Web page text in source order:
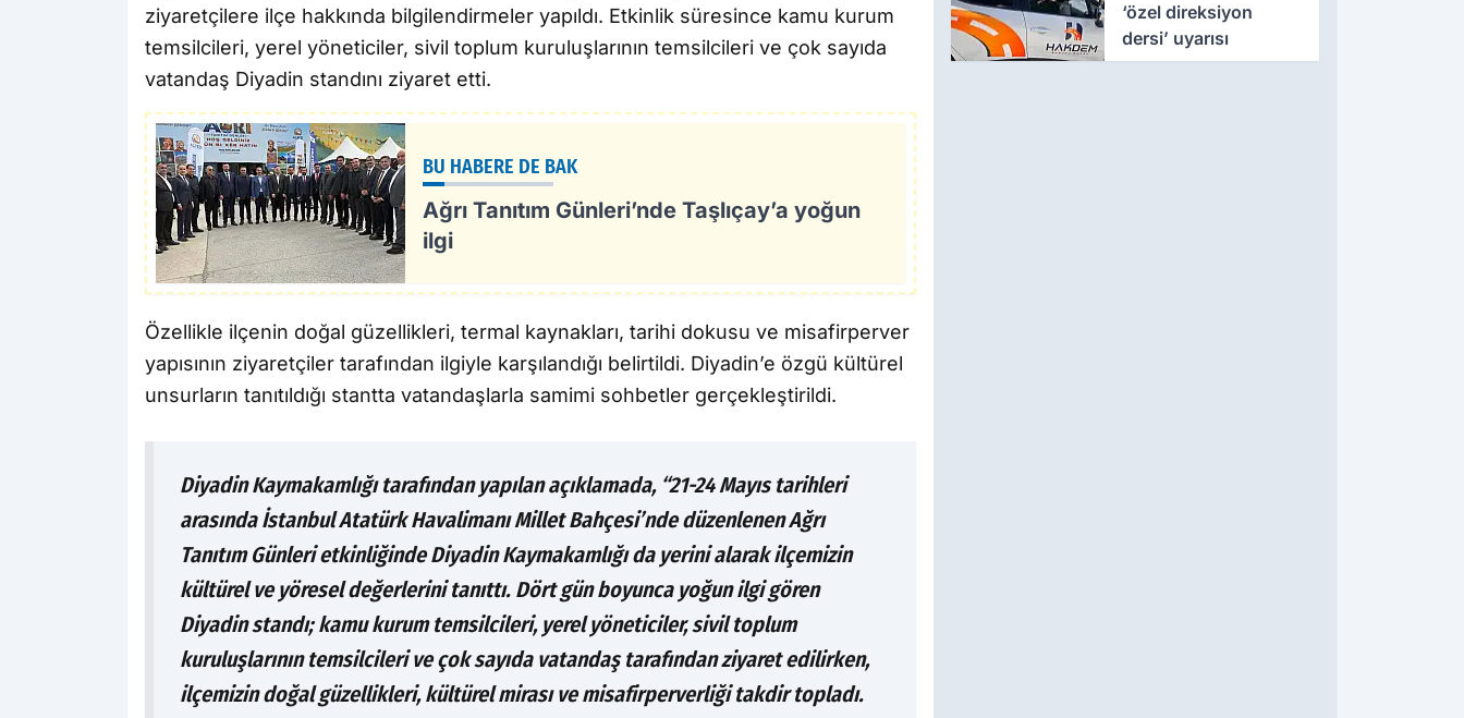
ziyaretçilere ilçe hakkında bilgilendirmeler yapıldı. Etkinlik süresince kamu kurum
temsilcileri, yerel yöneticiler, sivil toplum kuruluşlarının temsilcileri ve çok sayıda
vatandaş Diyadin standını ziyaret etti.
BU HABERE DE BAK
Ağrı Tanıtım Günleri’nde Taşlıçay’a yoğun
ilgi
Özellikle ilçenin doğal güzellikleri, termal kaynakları, tarihi dokusu ve misafirperver
yapısının ziyaretçiler tarafından ilgiyle karşılandığı belirtildi. Diyadin’e özgü kültürel
unsurların tanıtıldığı stantta vatandaşlarla samimi sohbetler gerçekleştirildi.
Diyadin Kaymakamlığı tarafından yapılan açıklamada, “21-24 Mayıs tarihleri
arasında İstanbul Atatürk Havalimanı Millet Bahçesi’nde düzenlenen Ağrı
Tanıtım Günleri etkinliğinde Diyadin Kaymakamlığı da yerini alarak ilçemizin
kültürel ve yöresel değerlerini tanıttı. Dört gün boyunca yoğun ilgi gören
Diyadin standı; kamu kurum temsilcileri, yerel yöneticiler, sivil toplum
kuruluşlarının temsilcileri ve çok sayıda vatandaş tarafından ziyaret edilirken,
ilçemizin doğal güzellikleri, kültürel mirası ve misafirperverliği takdir topladı.
‘özel direksiyon
dersi’ uyarısı